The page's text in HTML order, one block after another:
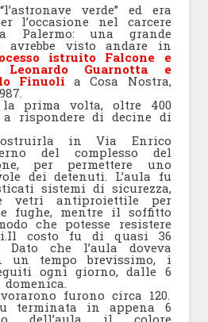
verde” ed era
l’occasione nel carcere
a Palermo: una grande
avrebbe visto andare in
istruito Falcone e
Leonardo Guarnotta e
Finuolia Cosa Nostra,
prima volta, oltre 400
rispondere di decine di
in Via Enrico
del complesso del
per permettere uno
dei detenuti. L’aula fu
sistemi di sicurezza,
vetri antiproiettile per
fughe, mentre il soffitto
che potesse resistere
costo fu di quasi 36
che l’aula doveva
un tempo brevissimo, i
ogni giorno, dalle 6
furono circa 120.
terminata in appena 6
dell’aula il colore